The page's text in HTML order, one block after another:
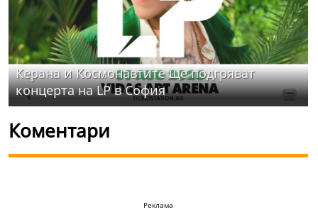
Керана и Космонавтите ще подгряват
концерта на LP в София
Коментари
Реклама